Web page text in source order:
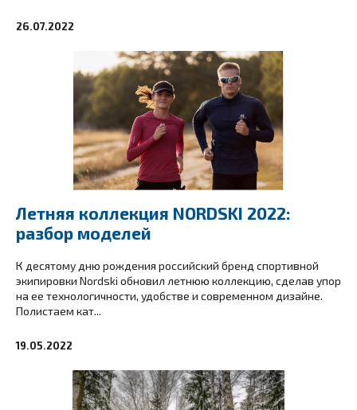
26.07.2022
Летняя коллекция NORDSKI 2022:
разбор моделей
К десятому дню рождения российский бренд спортивной
экипировки Nordski обновил летнюю коллекцию, сделав упор
на ее технологичности, удобстве и современном дизайне.
Полистаем кат...
19.05.2022